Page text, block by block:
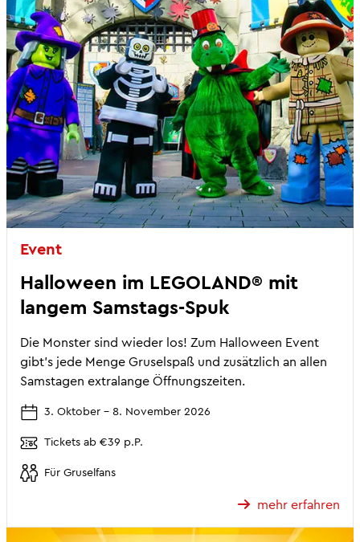
Event
Halloween im LEGOLAND® mit
langem Samstags-Spuk
Die Monster sind wieder los! Zum Halloween Event
gibt’s jede Menge Gruselspaß und zusätzlich an allen
Samstagen extralange Öffnungszeiten.
3. Oktober - 8. November 2026
Tickets ab €39 p.P.
Für Gruselfans
mehr erfahren